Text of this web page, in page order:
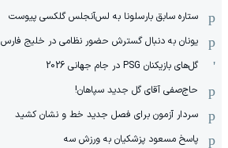
ستاره سابق بارسلونا به لس‌آنجلس گلکسی پیوست
یونان به دنبال گسترش حضور نظامی در خلیج فارس
گل‌های بازیکنان PSG در جام جهانی 2026
حاج‌صفی آقای گل جدید سپاهان!
سردار آزمون برای فصل جدید خط و نشان کشید
پاسخ مسعود پزشکیان به ورزش سه